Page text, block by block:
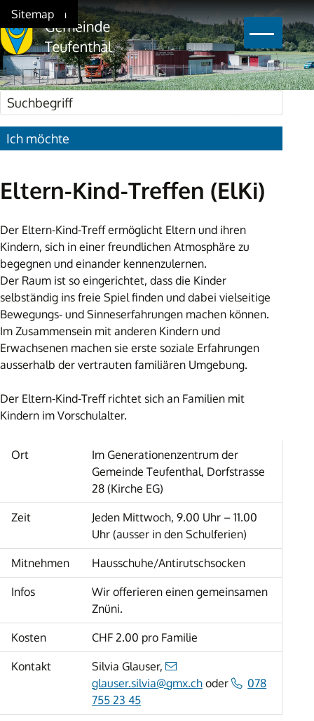
Navigieren in Teufenthal
Schnellnavigation
Home
Navigation
Inhalt
Suche
Sitemap
Suchbegriff
Suche
Ich möchte
Eltern-Kind-Treffen (ElKi)
Der Eltern-Kind-Treff ermöglicht Eltern und ihren
Kindern, sich in einer freundlichen Atmosphäre zu
begegnen und einander kennenzulernen.
Der Raum ist so eingerichtet, dass die Kinder
selbständig ins freie Spiel finden und dabei vielseitige
Bewegungs- und Sinneserfahrungen machen können.
Im Zusammensein mit anderen Kindern und
Erwachsenen machen sie erste soziale Erfahrungen
ausserhalb der vertrauten familiären Umgebung.
Der Eltern-Kind-Treff richtet sich an Familien mit
Kindern im Vorschulalter.
Ort
Im Generationenzentrum der
Gemeinde Teufenthal, Dorfstrasse
28 (Kirche EG)
Zeit
Jeden Mittwoch, 9.00 Uhr – 11.00
Uhr (ausser in den Schulferien)
Mitnehmen Hausschuhe/Antirutschsocken
Infos
Wir offerieren einen gemeinsamen
Znüni.
Kosten CHF 2.00 pro Familie
Kontakt
Silvia Glauser,
glauser.silvia@gmx.ch oder
078
755 23 45